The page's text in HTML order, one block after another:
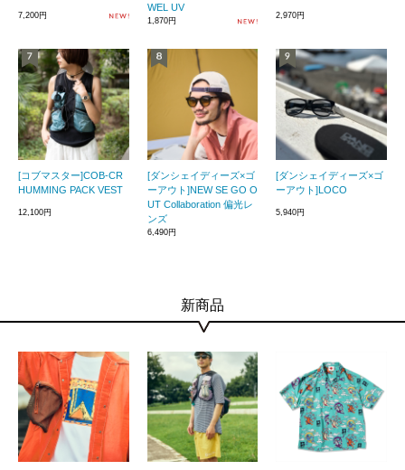
7,200円
WEL UV
1,870円
2,970円
[コブマスター]COB-CR
HUMMING PACK VEST
12,100円
[ダンシェイディーズ×ゴ
ーアウト]NEW SE GO O
UT Collaboration 偏光レ
ンズ
6,490円
[ダンシェイディーズ×ゴ
ーアウト]LOCO
5,940円
新商品